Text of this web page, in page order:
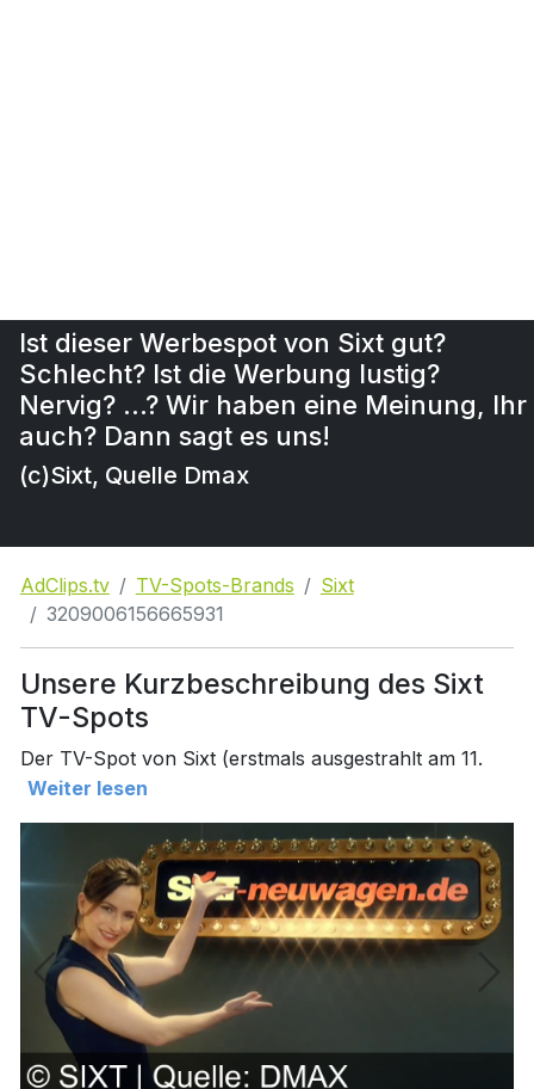
Ist dieser Werbespot von Sixt gut?
Schlecht? Ist die Werbung lustig?
Nervig? …? Wir haben eine Meinung, Ihr
auch? Dann sagt es uns!
(c)Sixt, Quelle Dmax
AdClips.tv TV-Spots-Brands
Sixt
3209006156665931
Unsere Kurzbeschreibung des Sixt
TV-Spots
Der TV-Spot von Sixt (erstmals ausgestrahlt am 11.
Weiter lesen